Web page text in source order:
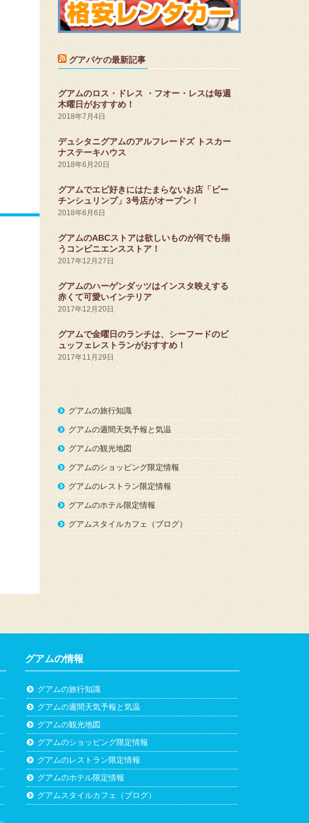
グアバケの最新記事
グアムのロス・ドレス ・フオー・レスは毎週
木曜日がおすすめ！
2018年7月4日
デュシタニグアムのアルフレードズ トスカー
ナステーキハウス
2018年6月20日
グアムでエビ好きにはたまらないお店「ビー
チンシュリンプ」3号店がオープン！
2018年6月6日
グアムのABCストアは欲しいものが何でも揃
うコンビニエンスストア！
2017年12月27日
グアムのハーゲンダッツはインスタ映えする
赤くて可愛いインテリア
2017年12月20日
グアムで金曜日のランチは、シーフードのビ
ュッフェレストランがおすすめ！
2017年11月29日
グアムの旅行知識
グアムの週間天気予報と気温
グアムの観光地図
グアムのショッピング限定情報
グアムのレストラン限定情報
グアムのホテル限定情報
グアムスタイルカフェ（ブログ）
グアムの情報
グアムの旅行知識
グアムの週間天気予報と気温
グアムの観光地図
グアムのショッピング限定情報
グアムのレストラン限定情報
グアムのホテル限定情報
グアムスタイルカフェ（ブログ）